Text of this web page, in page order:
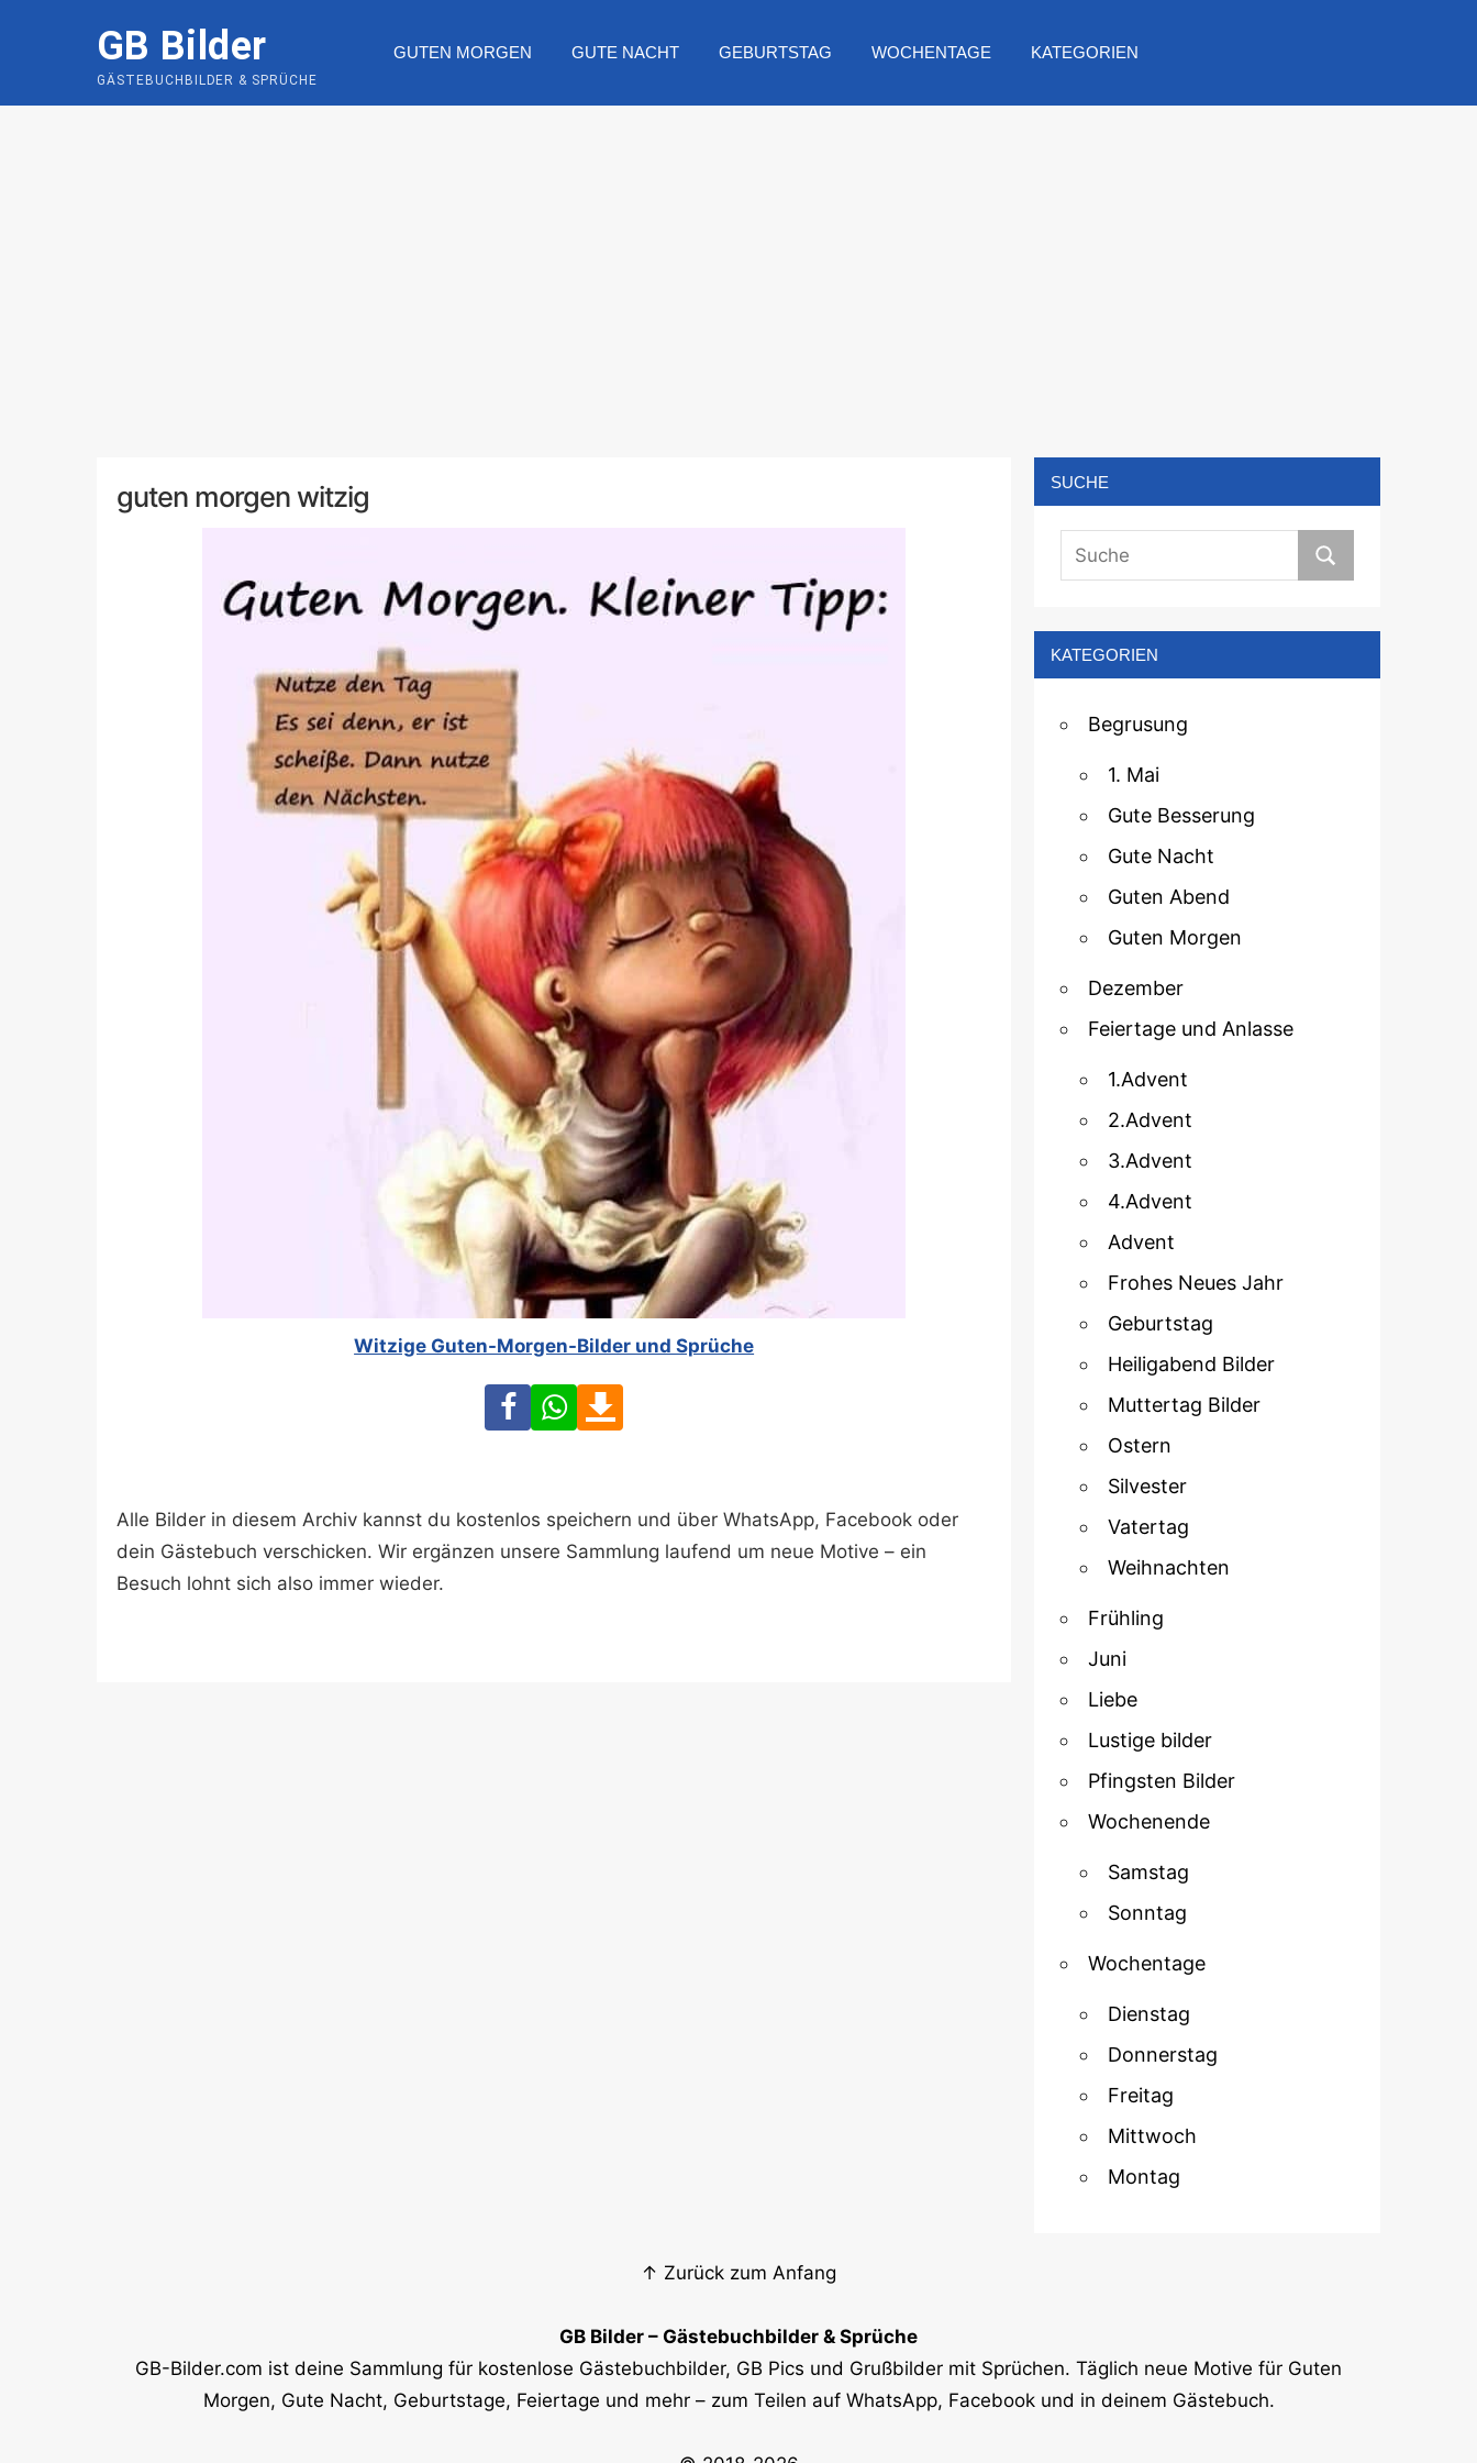
GB Bilder
GÄSTEBUCHBILDER & SPRÜCHE
GUTEN MORGEN GUTE NACHT GEBURTSTAG WOCHENTAGE KATEGORIEN
guten morgen witzig
Witzige Guten-Morgen-Bilder und Sprüche
FacebookWhatsApp
Alle Bilder in diesem Archiv kannst du kostenlos speichern und über WhatsApp, Facebook oder
dein Gästebuch verschicken. Wir ergänzen unsere Sammlung laufend um neue Motive – ein
Besuch lohnt sich also immer wieder.
SUCHE
KATEGORIEN
Begrusung
1. Mai
Gute Besserung
Gute Nacht
Guten Abend
Guten Morgen
Dezember
Feiertage und Anlasse
1.Advent
2.Advent
3.Advent
4.Advent
Advent
Frohes Neues Jahr
Geburtstag
Heiligabend Bilder
Muttertag Bilder
Ostern
Silvester
Vatertag
Weihnachten
Frühling
Juni
Liebe
Lustige bilder
Pfingsten Bilder
Wochenende
Samstag
Sonntag
Wochentage
Dienstag
Donnerstag
Freitag
Mittwoch
Montag
↑ Zurück zum Anfang
GB Bilder – Gästebuchbilder & Sprüche
GB-Bilder.com ist deine Sammlung für kostenlose Gästebuchbilder, GB Pics und Grußbilder mit Sprüchen. Täglich neue Motive für Guten
Morgen, Gute Nacht, Geburtstage, Feiertage und mehr – zum Teilen auf WhatsApp, Facebook und in deinem Gästebuch.